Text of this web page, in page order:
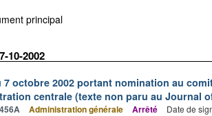
principal
10-2002
7 octobre 2002 portant nomination au
centrale (texte non paru au Journal
Administration générale Arrêté Date de